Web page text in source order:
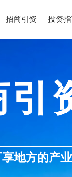
招商引资 投资
引
地方的产